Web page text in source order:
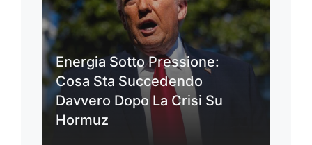
Energia Sotto Pressione:
Cosa Sta Succedendo
Davvero Dopo La Crisi Su
Hormuz